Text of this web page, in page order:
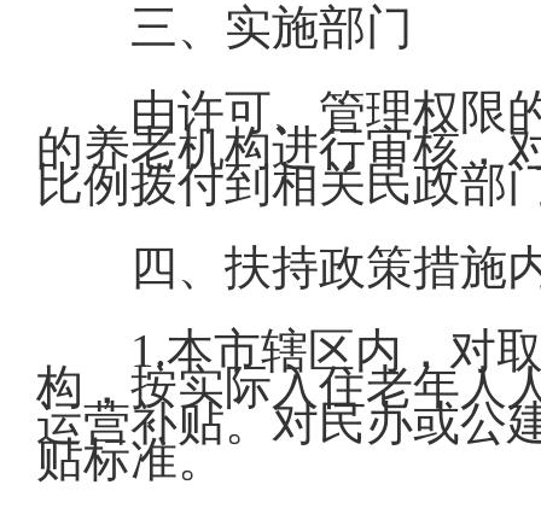
三、实施部门
由许可、管理权限
的养老机构进行审核，
比例拨付到相关民政部
四、扶持政策措施
1.本市辖区内，对
构，按实际入住老年人
运营补贴。对民办或公
贴标准。